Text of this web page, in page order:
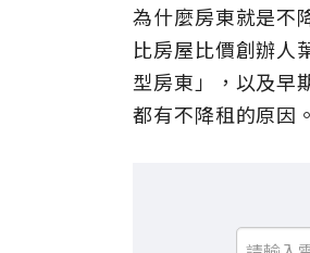
為什麼房東就是不
比房屋比價創辦人
型房東」，以及早
都有不降租的原因。